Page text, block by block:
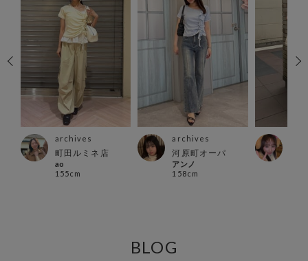
archives
町田ルミネ店
ao
155cm
archives
河原町オーパ
アンノ
158cm
BLOG